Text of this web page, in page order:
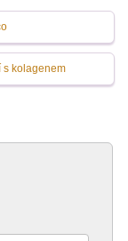
s kolagenem